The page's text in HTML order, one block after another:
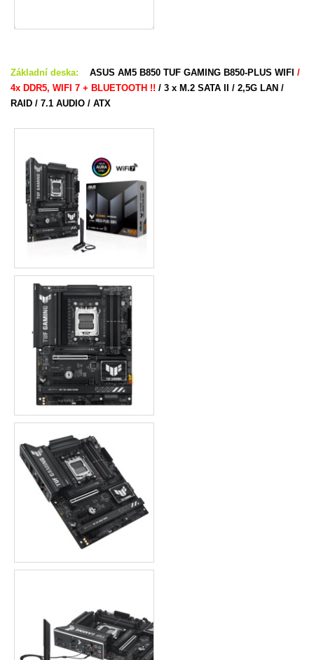
Základní deska: ASUS AM5 B850 TUF GAMING B850-PLUS WIFI /
4x DDR5, WIFI 7 + BLUETOOTH !! / 3 x M.2 SATA II / 2,5G LAN /
RAID / 7.1 AUDIO / ATX